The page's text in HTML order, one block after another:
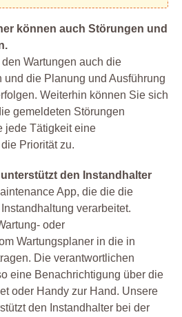
können auch Störungen und
Wartungen auch die
und die Planung und Ausführung
Weiterhin können Sie sich
gemeldeten Störungen
jede Tätigkeit eine
Priorität zu.
den Instandhalter
App, die die die
verarbeitet.
oder
Wartungsplaner in die in
Die verantwortlichen
eine Benachrichtigung über die
oder Handy zur Hand. Unsere
den Instandhalter bei der